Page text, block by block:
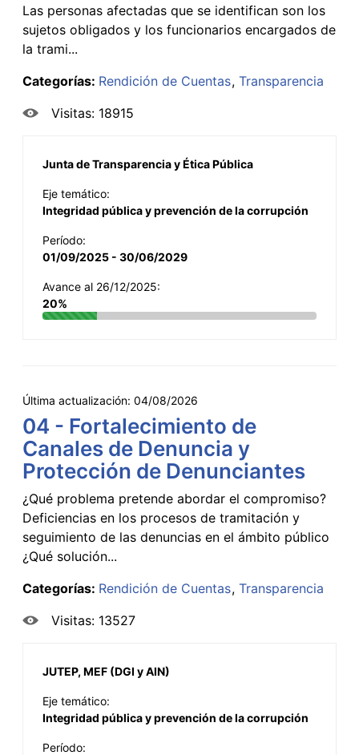
Las personas afectadas que se identifican son los
sujetos obligados y los funcionarios encargados de
la trami...
Categorías: Rendición de Cuentas Transparencia
Visitas: 18915
Junta de Transparencia y Ética Pública
Eje temático:
Integridad pública y prevención de la corrupción
Período:
01/09/2025 - 30/06/2029
Avance al 26/12/2025:
20%
Última actualización: 04/08/2026
04 - Fortalecimiento de
Canales de Denuncia y
Protección de Denunciantes
¿Qué problema pretende abordar el compromiso?
Deficiencias en los procesos de tramitación y
seguimiento de las denuncias en el ámbito público
¿Qué solución...
Categorías: Rendición de Cuentas Transparencia
Visitas: 13527
JUTEP, MEF (DGI y AIN)
Eje temático:
Integridad pública y prevención de la corrupción
Período: